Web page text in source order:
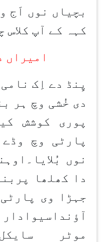
بچیاں نوں اَج
کہہ کے آپ کلاس
امیراں
پِنڈ دے اِک
دی خُشی وچ ہر
پوری کوشش
پارٹی وچ
نوں
دا کھلھا
جہڑا وی
موٹر